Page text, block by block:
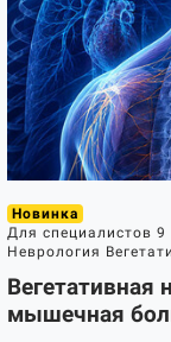
Новинка
Для специалистов 9
Неврология
Вегетативная
мышечная